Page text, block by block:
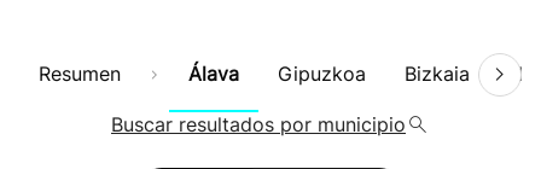
Resumen Álava Gipuzkoa Bizkaia
Buscar resultados por municipio